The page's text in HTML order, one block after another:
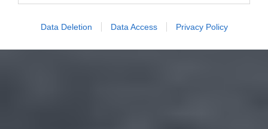
Data Deletion Data Access Privacy Policy